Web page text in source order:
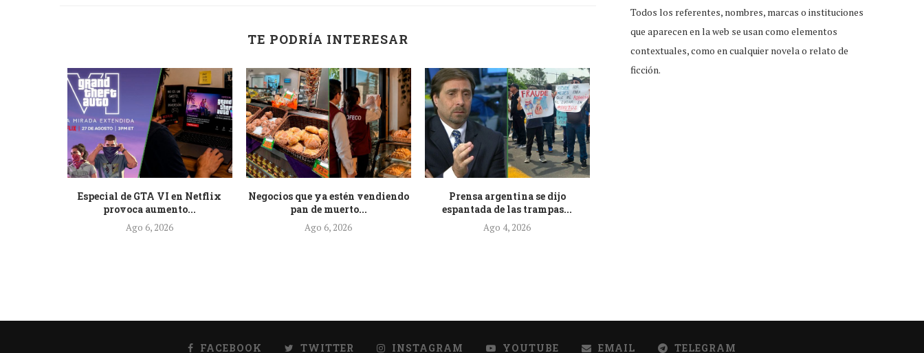
TE PODRÍA INTERESAR
Especial de GTA VI en Netflix
provoca aumento...
Ago 6, 2026
Negocios que ya estén vendiendo
pan de muerto...
Ago 6, 2026
Prensa argentina se dijo
espantada de las trampas...
Ago 4, 2026
Todos los referentes, nombres, marcas o instituciones
que aparecen en la web se usan como elementos
contextuales, como en cualquier novela o relato de
ficción.
FACEBOOK TWITTER INSTAGRAM YOUTUBE EMAIL TELEGRAM